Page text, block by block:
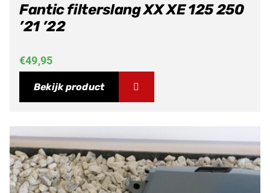
Fantic filterslang XX XE 125 250
’21 ’22
€49,95
Bekijk product